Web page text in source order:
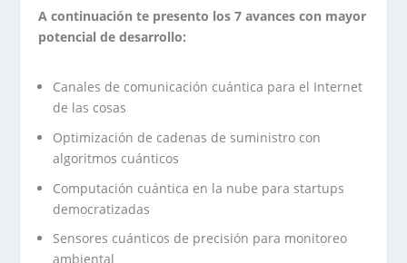
A continuación te presento los 7 avances con mayor
potencial de desarrollo:
Canales de comunicación cuántica para el Internet
de las cosas
Optimización de cadenas de suministro con
algoritmos cuánticos
Computación cuántica en la nube para startups
democratizadas
Sensores cuánticos de precisión para monitoreo
ambiental